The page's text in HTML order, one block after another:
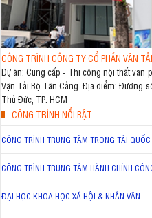
CÔNG TRÌNH CÔNG TY CỔ PHẦN VẬN
Dự án: Cung cấp - Thi công nội thất văn
Vận Tải Bộ Tân Cảng Địa điểm: Đường
Thủ Đức, TP. HCM
CÔNG TRÌNH NỔI BẬT
CÔNG TRÌNH TRUNG TÂM TRỌNG TÀI
CÔNG TRÌNH TRUNG TÂM HÀNH CHÍNH
ĐẠI HỌC KHOA HỌC XÃ HỘI & NHÂN VĂN